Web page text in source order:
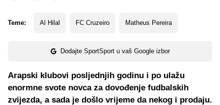
Teme: Al Hilal FC Cruzeiro Matheus Pereira
Dodajte SportSport u vaš Google izbor
Arapski klubovi posljednjih godinu i po ulažu
enormne svote novca za dovođenje fudbalskih
zvijezda, a sada je došlo vrijeme da nekog i prodaju.